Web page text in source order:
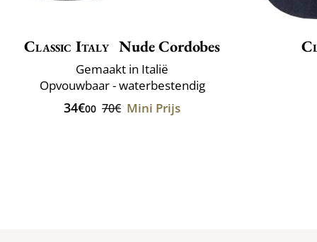
Classic Italy Nude Cordobes
Gemaakt in Italië
Opvouwbaar - waterbestendig
34€00 70€ Mini Prijs